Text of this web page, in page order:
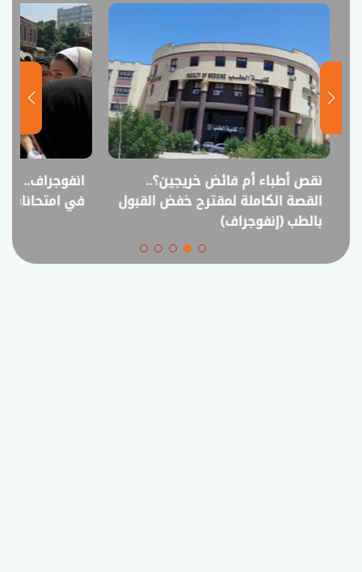
نقص أطباء أم فائض خريجين؟..
القصة الكاملة لمقترح خفض القبول
بالطب (إنفوجراف)
انفوجراف..
في امتحانات